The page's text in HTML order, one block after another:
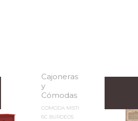
Cajoneras
y
Cómodas
COMODA MISTI
6C BURDEOS